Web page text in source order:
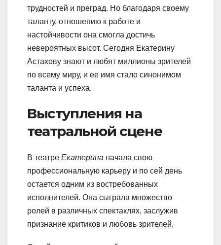
трудностей и преград. Но благодаря своему
таланту, отношению к работе и
настойчивости она смогла достичь
невероятных высот. Сегодня Екатерину
Астахову знают и любят миллионы зрителей
по всему миру, и ее имя стало синонимом
таланта и успеха.
Выступления на
театральной сцене
В театре Екатерина начала свою
профессиональную карьеру и по сей день
остается одним из востребованных
исполнителей. Она сыграла множество
ролей в различных спектаклях, заслужив
признание критиков и любовь зрителей.